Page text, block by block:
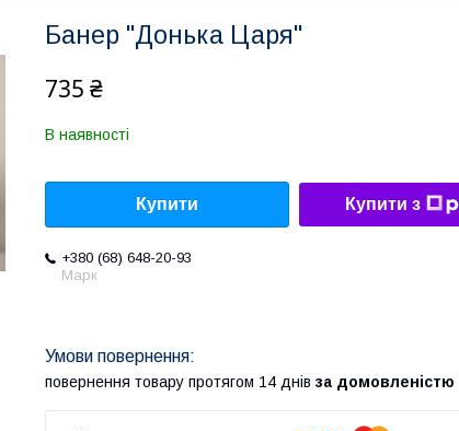
Банер "Донька Царя"
735 ₴
В наявності
Купити Купити з
+380 (68) 648-20-93
Марк
повернення товару протягом 14 днів за домовленістю